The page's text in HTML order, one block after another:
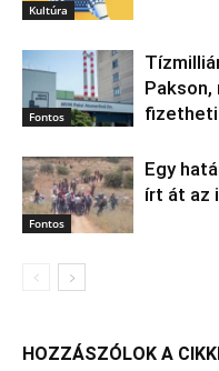
Kultúra
Fontos
fizetheti
Fontos
Egy
írt át az
HOZZÁSZÓLOK A